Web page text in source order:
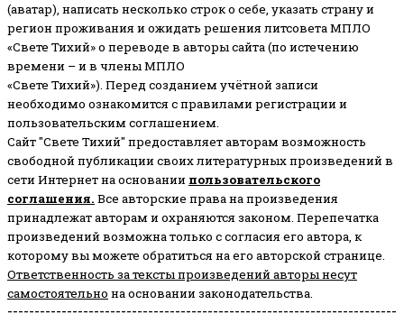
(аватар), написать несколько строк о себе, указать страну и
регион проживания и ожидать решения литсовета МПЛО
«Свете Тихий» о переводе в авторы сайта (по истечению
времени – и в члены МПЛО
«Свете Тихий»). Перед созданием учётной записи
необходимо ознакомится с правилами регистрации и
пользовательским соглашением.
Сайт "Свете Тихий" предоставляет авторам возможность
свободной публикации своих литературных произведений в
сети Интернет на основании пользовательского
соглашения. Все авторские права на произведения
принадлежат авторам и охраняются законом. Перепечатка
произведений возможна только с согласия его автора, к
которому вы можете обратиться на его авторской странице.
Ответственность за тексты произведений авторы несут
самостоятельно на основании законодательства.
------------------------------------------------------------------------